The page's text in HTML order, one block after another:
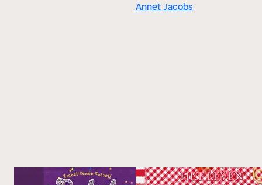
Annet Jacobs